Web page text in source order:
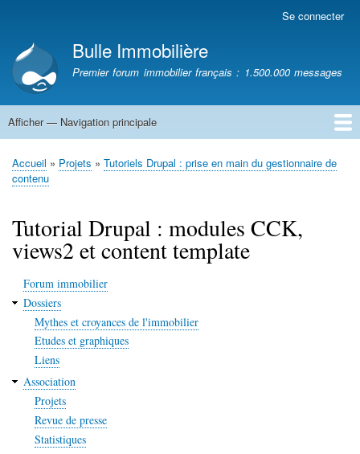
contenu
principal
compte
de
l'utilisateur
Se connecter
Bulle Immobilière
Premier forum immobilier français : 1.500.000 messages
Navigation
Afficher — Navigation principale
Accueil
Fil
Accueil Projets
Tutoriels Drupal : prise en main du gestionnaire de
contenu
Tutorial Drupal : modules CCK,
views2 et content template
Forum immobilier
Dossiers
Mythes et croyances de l'immobilier
Etudes et graphiques
Liens
Association
Projets
Revue de presse
Statistiques